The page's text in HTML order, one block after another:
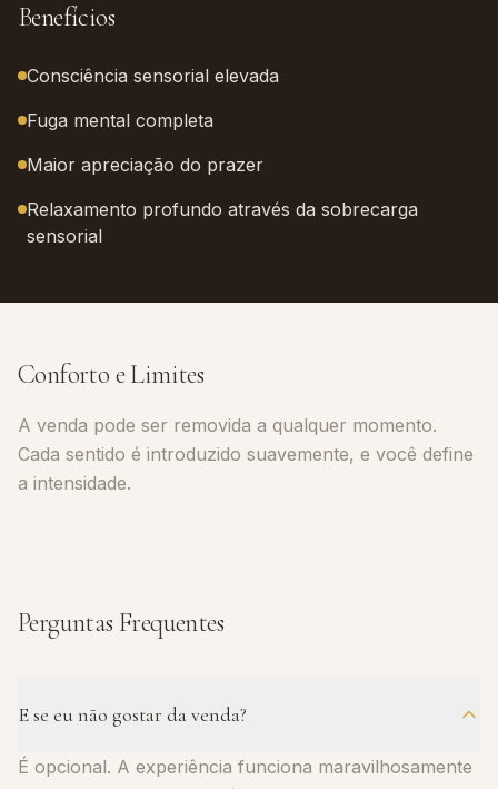
Benefícios
Consciência sensorial elevada
Fuga mental completa
Maior apreciação do prazer
Relaxamento profundo através da sobrecarga
sensorial
Conforto e Limites
A venda pode ser removida a qualquer momento.
Cada sentido é introduzido suavemente, e você define
a intensidade.
Perguntas Frequentes
E se eu não gostar da venda?
É opcional. A experiência funciona maravilhosamente